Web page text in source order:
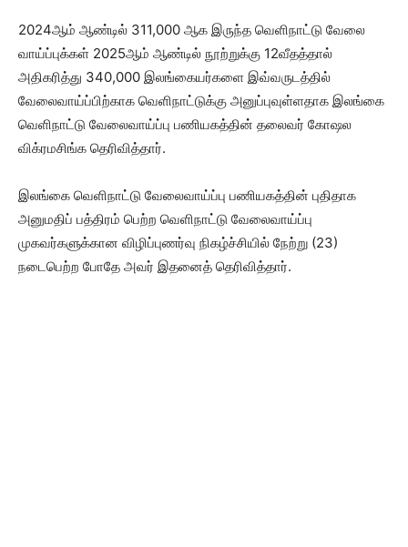
2024ஆம் ஆண்டில் 311,000 ஆக இருந்த வெளிநாட்டு வேலை
வாய்ப்புக்கள் 2025ஆம் ஆண்டில் நூற்றுக்கு 12வீதத்தால்
அதிகரித்து 340,000 இலங்கையர்களை இவ்வருடத்தில்
வேலைவாய்ப்பிற்காக வெளிநாட்டுக்கு அனுப்புவுள்ளதாக இலங்கை
வெளிநாட்டு வேலைவாய்ப்பு பணியகத்தின் தலைவர் கோஷல
விக்ரமசிங்க தெரிவித்தார்.
இலங்கை வெளிநாட்டு வேலைவாய்ப்பு பணியகத்தின் புதிதாக
அனுமதிப் பத்திரம் பெற்ற வெளிநாட்டு வேலைவாய்ப்பு
முகவர்களுக்கான விழிப்புணர்வு நிகழ்ச்சியில் நேற்று (23)
நடைபெற்ற போதே அவர் இதனைத் தெரிவித்தார்.